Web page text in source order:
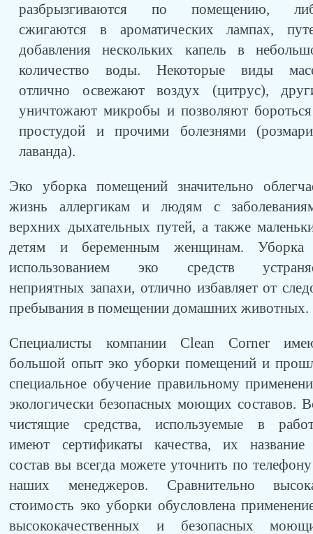
разбрызгиваются по помещению,
сжигаются в ароматических лампах,
добавления нескольких капель в
количество воды. Некоторые виды
отлично освежают воздух (цитрус),
уничтожают микробы и позволяют
простудой и прочими болезнями
лаванда).
Эко уборка помещений значительно
жизнь аллергикам и людям с
верхних дыхательных путей, а также
детям и беременным женщинам.
использованием эко средств
неприятных запахи, отлично избавляет от
пребывания в помещении домашних животных.
Специалисты компании Clean Corner
большой опыт эко уборки помещений и
специальное обучение правильному
экологически безопасных моющих составов.
чистящие средства, используемые в
имеют сертификаты качества, их
состав вы всегда можете уточнить по
наших менеджеров. Сравнительно
стоимость эко уборки обусловлена
высококачественных и безопасных